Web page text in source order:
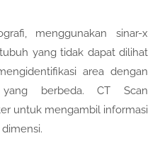
menggunakan sinar-x
yang tidak dapat dilihat
area dengan
berbeda. CT Scan
untuk mengambil informasi